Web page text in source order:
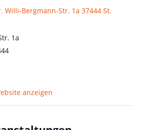
Willi-Bergmann-Str. 1a 37444 St.
1a
anzeigen